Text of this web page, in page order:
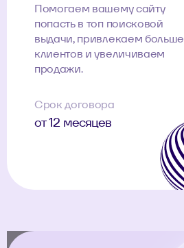
Помогаем вашему сайту
попасть в топ поисковой
выдачи, привлекаем больше
клиентов и увеличиваем
продажи.
Срок договора
от 12 месяцев